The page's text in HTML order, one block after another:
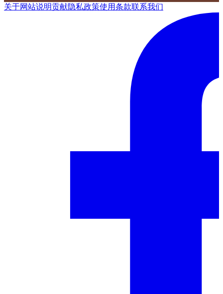
关于网站说明贡献隐私政策使用条款联系我们